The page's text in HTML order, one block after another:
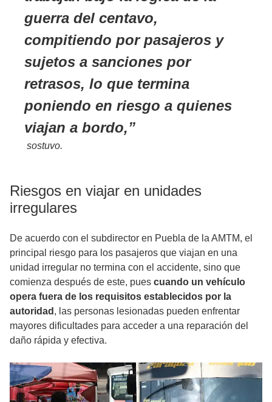
guerra del centavo,
compitiendo por pasajeros y
sujetos a sanciones por
retrasos, lo que termina
poniendo en riesgo a quienes
viajan a bordo,
sostuvo.
Riesgos en viajar en unidades
irregulares
De acuerdo con el subdirector en Puebla de la AMTM, el
principal riesgo para los pasajeros que viajan en una
unidad irregular no termina con el accidente, sino que
comienza después de este, pues cuando un vehículo
opera fuera de los requisitos establecidos por la
autoridad , las personas lesionadas pueden enfrentar
mayores dificultades para acceder a una reparación del
daño rápida y efectiva.